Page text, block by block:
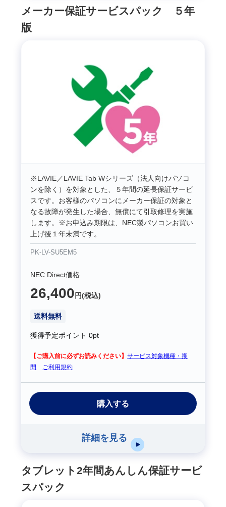
メーカー保証サービスパック ５年
版
※LAVIE／LAVIE Tab Wシリーズ（法人向けパソコ
ンを除く）を対象とした、５年間の延長保証サービ
スです。お客様のパソコンにメーカー保証の対象と
なる故障が発生した場合、無償にて引取修理を実施
します。※お申込み期限は、NEC製パソコンお買い
上げ後１年未満です。
PK-LV-SU5EM5
NEC Direct価格
26,400 円(税込)
送料無料
獲得予定ポイント0pt
【ご購入前に必ずお読みください】サービス対象機種・期
間
ご利用規約
購入する
詳細を見る
タブレット2年間あんしん保証サービ
スパック